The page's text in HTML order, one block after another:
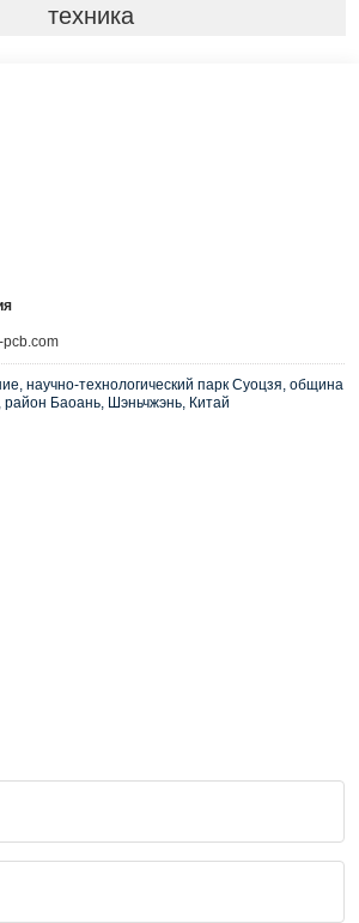
техника
научно-технологический парк Суоцзя, община
район Баоань, Шэньчжэнь, Китай